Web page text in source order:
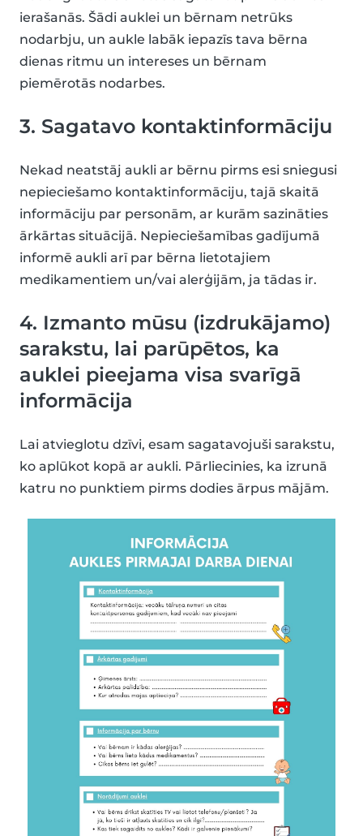
ierašanās. Šādi auklei un bērnam netrūks
nodarbju, un aukle labāk iepazīs tava bērna
dienas ritmu un intereses un bērnam
piemērotās nodarbes.
3. Sagatavo kontaktinformāciju
Nekad neatstāj aukli ar bērnu pirms esi sniegusi
nepieciešamo kontaktinformāciju, tajā skaitā
informāciju par personām, ar kurām sazināties
ārkārtas situācijā. Nepieciešamības gadījumā
informē aukli arī par bērna lietotajiem
medikamentiem un/vai alerģijām, ja tādas ir.
4. Izmanto mūsu (izdrukājamo)
sarakstu, lai parūpētos, ka
auklei pieejama visa svarīgā
informācija
Lai atvieglotu dzīvi, esam sagatavojuši sarakstu,
ko aplūkot kopā ar aukli. Pārliecinies, ka izrunā
katru no punktiem pirms dodies ārpus mājām.